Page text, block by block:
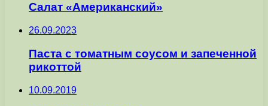
Салат «Американский»
26.09.2023
Паста с томатным соусом и запеченной
рикоттой
10.09.2019